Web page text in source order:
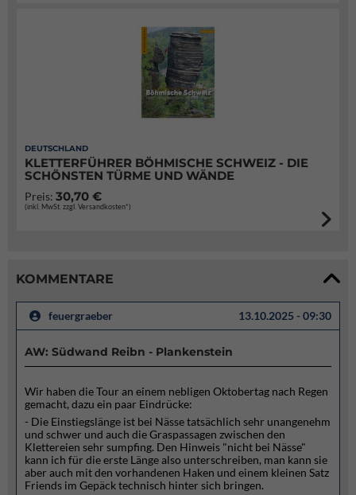
DEUTSCHLAND
KLETTERFÜHRER BÖHMISCHE SCHWEIZ - DIE
SCHÖNSTEN TÜRME UND WÄNDE
Preis: 30,70 €
(inkl. MwSt. zzgl. Versandkosten*)
KOMMENTARE
feuergraeber 13.10.2025 - 09:30
AW: Südwand Reibn - Plankenstein
Wir haben die Tour an einem nebligen Oktobertag nach Regen
gemacht, dazu ein paar Eindrücke:
- Die Einstiegslänge ist bei Nässe tatsächlich sehr unangenehm
und schwer und auch die Graspassagen zwischen den
Klettereien sehr sumpfing. Den Hinweis "nicht bei Nässe"
kann ich für die erste Länge also unterschreiben, man kann sie
aber auch mit den vorhandenen Haken und einem kleinen Satz
Friends im Gepäck technisch hinter sich bringen.